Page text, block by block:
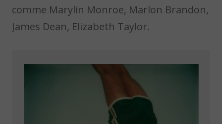
comme Marylin Monroe, Marlon Brandon,
James Dean, Elizabeth Taylor.